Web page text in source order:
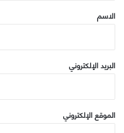
*
الاسم
البريد الإلكتروني
الموقع الإلكتروني